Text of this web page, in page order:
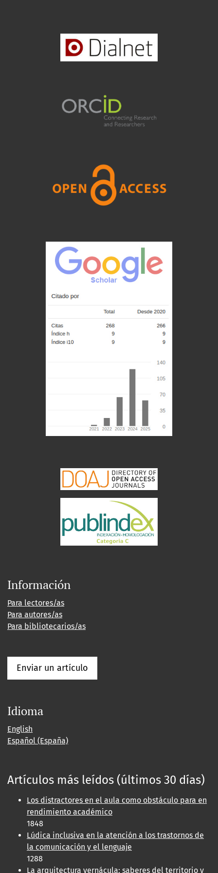
Información
Para lectores/as
Para autores/as
Para bibliotecarios/as
Enviar un artículo
Idioma
English
Español (España)
Artículos más leídos (últimos 30 días)
Los distractores en el aula como obstáculo para en
rendimiento académico
1848
Lúdica inclusiva en la atención a los trastornos de
la comunicación y el lenguaje
1288
La arquitectura vernácula: saberes del territorio y